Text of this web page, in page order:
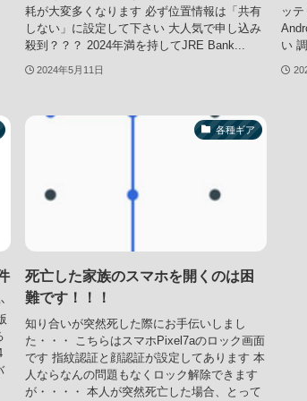
耗が大変多くなります 必ず位置情報は「共有
しない」に設定して下さい 大人気で申し込み
殺到？？？ 2024年満を持してJRE Bank...
2024年5月11日
ッ
い
各種ギア
死亡した家族のスマホを開くのは困
難です！！！
知り合いが突然死した際にお手伝いしまし
た・・・ こちらはスマホPixel7aのロック画面
です 指紋認証と顔認証が設定してあります 本
人ならなんの問題もなくロック解除できます
が・・・・ 本人が突然死亡した場合、とって